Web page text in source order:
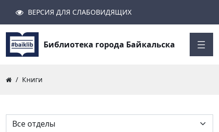
Поиск
Найти
ВЕРСИЯ ДЛЯ СЛАБОВИДЯЩИХ
Библиотека города Байкальска
Книги